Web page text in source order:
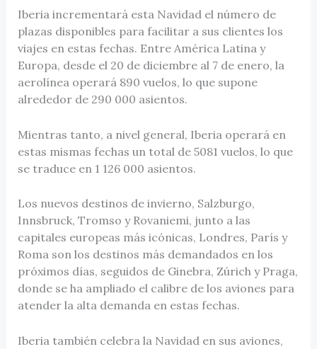
Iberia incrementará esta Navidad el número de
plazas disponibles para facilitar a sus clientes los
viajes en estas fechas. Entre América Latina y
Europa, desde el 20 de diciembre al 7 de enero, la
aerolínea operará 890 vuelos, lo que supone
alrededor de 290 000 asientos.
Mientras tanto, a nivel general, Iberia operará en
estas mismas fechas un total de 5081 vuelos, lo que
se traduce en 1 126 000 asientos.
Los nuevos destinos de invierno, Salzburgo,
Innsbruck, Tromso y Rovaniemi, junto a las
capitales europeas más icónicas, Londres, París y
Roma son los destinos más demandados en los
próximos días, seguidos de Ginebra, Zúrich y Praga,
donde se ha ampliado el calibre de los aviones para
atender la alta demanda en estas fechas.
Iberia también celebra la Navidad en sus aviones,